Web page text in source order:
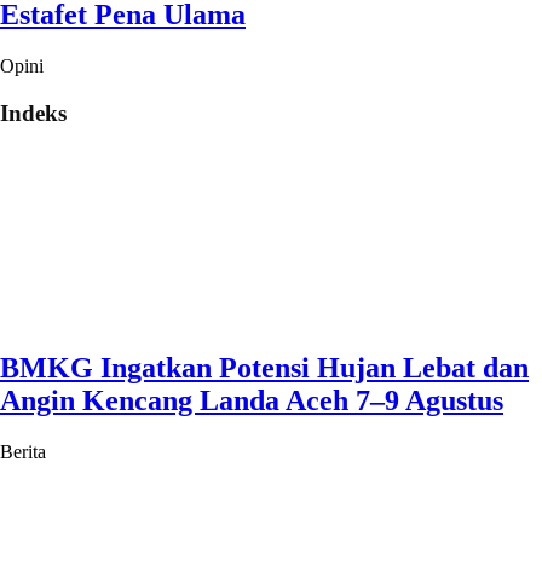
Estafet Pena Ulama
Opini
Indeks
BMKG Ingatkan Potensi Hujan Lebat dan
Angin Kencang Landa Aceh 7–9 Agustus
Berita